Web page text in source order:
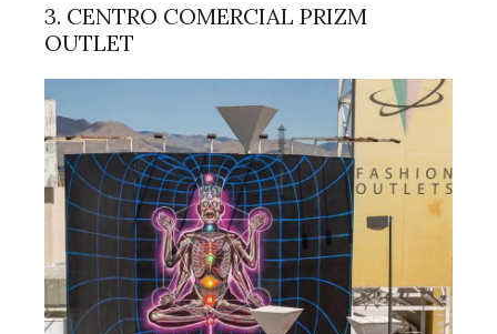
3. CENTRO COMERCIAL PRIZM
OUTLET